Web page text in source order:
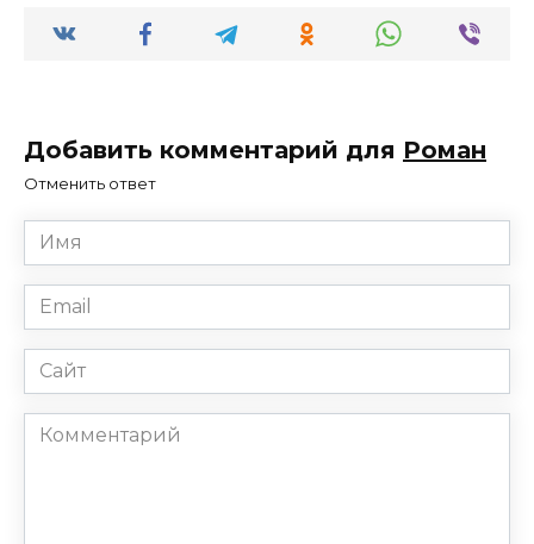
Добавить комментарий для Роман
Отменить ответ
Имя
*
Email
*
Сайт
Комментарий